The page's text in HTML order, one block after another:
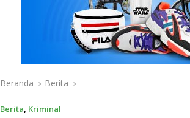
Beranda Berita
Berita, Kriminal